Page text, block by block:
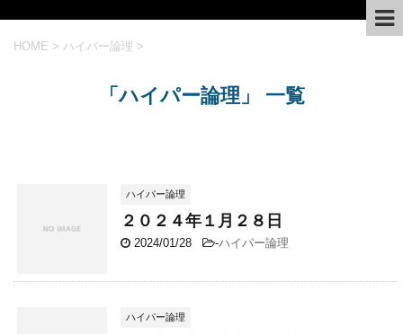
HOME > ハイパー論理 >
「ハイパー論理」 一覧
ハイパー論理
２０２４年１月２８日
2024/01/28 -ハイパー論理
ハイパー論理